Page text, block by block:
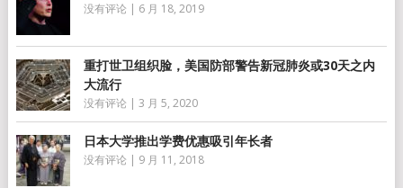
没有评论 | 6 月 18, 2019
重打世卫组织脸，美国防部警告新冠肺炎或30天之内
大流行
没有评论 | 3 月 5, 2020
日本大学推出学费优惠吸引年长者
没有评论 | 9 月 11, 2018